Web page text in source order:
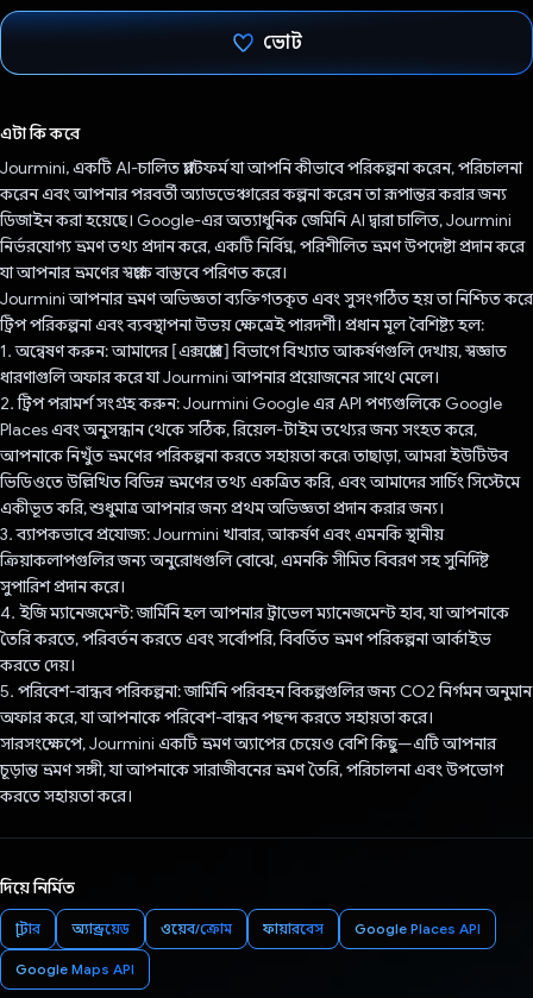
ভোট
এটা কি করে
Jourmini, একটি AI-চালিত প্ল্যাটফর্ম যা আপনি কীভাবে পরিকল্পনা করেন, পরিচালনা
করেন এবং আপনার পরবর্তী অ্যাডভেঞ্চারের কল্পনা করেন তা রূপান্তর করার জন্য
ডিজাইন করা হয়েছে। Google-এর অত্যাধুনিক জেমিনি AI দ্বারা চালিত, Jourmini
নির্ভরযোগ্য ভ্রমণ তথ্য প্রদান করে, একটি নির্বিঘ্ন, পরিশীলিত ভ্রমণ উপদেষ্টা প্রদান করে
যা আপনার ভ্রমণের স্বপ্নকে বাস্তবে পরিণত করে।
Jourmini আপনার ভ্রমণ অভিজ্ঞতা ব্যক্তিগতকৃত এবং সুসংগঠিত হয় তা নিশ্চিত করে
ট্রিপ পরিকল্পনা এবং ব্যবস্থাপনা উভয় ক্ষেত্রেই পারদর্শী। প্রধান মূল বৈশিষ্ট্য হল:
1. অন্বেষণ করুন: আমাদের [এক্সপ্লোর] বিভাগে বিখ্যাত আকর্ষণগুলি দেখায়, স্বজ্ঞাত
ধারণাগুলি অফার করে যা Jourmini আপনার প্রয়োজনের সাথে মেলে।
2. ট্রিপ পরামর্শ সংগ্রহ করুন: Jourmini Google এর API পণ্যগুলিকে Google
Places এবং অনুসন্ধান থেকে সঠিক, রিয়েল-টাইম তথ্যের জন্য সংহত করে,
আপনাকে নিখুঁত ভ্রমণের পরিকল্পনা করতে সহায়তা করে৷ তাছাড়া, আমরা ইউটিউব
ভিডিওতে উল্লিখিত বিভিন্ন ভ্রমণের তথ্য একত্রিত করি, এবং আমাদের সার্চিং সিস্টেমে
একীভূত করি, শুধুমাত্র আপনার জন্য প্রথম অভিজ্ঞতা প্রদান করার জন্য।
3. ব্যাপকভাবে প্রযোজ্য: Jourmini খাবার, আকর্ষণ এবং এমনকি স্থানীয়
ক্রিয়াকলাপগুলির জন্য অনুরোধগুলি বোঝে, এমনকি সীমিত বিবরণ সহ সুনির্দিষ্ট
সুপারিশ প্রদান করে।
4. ইজি ম্যানেজমেন্ট: জার্মিনি হল আপনার ট্রাভেল ম্যানেজমেন্ট হাব, যা আপনাকে
তৈরি করতে, পরিবর্তন করতে এবং সর্বোপরি, বিবর্তিত ভ্রমণ পরিকল্পনা আর্কাইভ
করতে দেয়।
5. পরিবেশ-বান্ধব পরিকল্পনা: জার্মিনি পরিবহন বিকল্পগুলির জন্য CO2 নির্গমন অনুমান
অফার করে, যা আপনাকে পরিবেশ-বান্ধব পছন্দ করতে সহায়তা করে।
সারসংক্ষেপে, Jourmini একটি ভ্রমণ অ্যাপের চেয়েও বেশি কিছু—এটি আপনার
চূড়ান্ত ভ্রমণ সঙ্গী, যা আপনাকে সারাজীবনের ভ্রমণ তৈরি, পরিচালনা এবং উপভোগ
করতে সহায়তা করে।
দিয়ে নির্মিত
ফ্লাটার অ্যান্ড্রয়েড ওয়েব/ক্রোম ফায়ারবেস Google Places API
Google Maps API